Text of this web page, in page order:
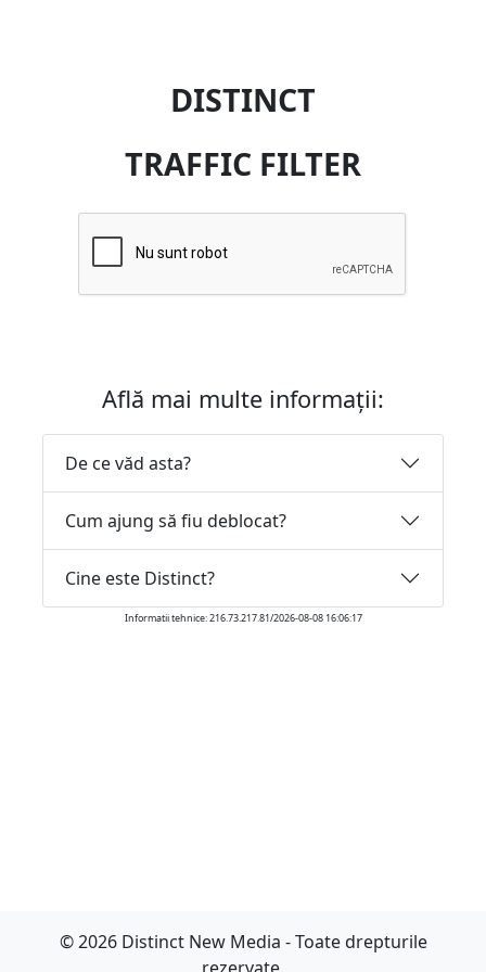
DISTINCT
TRAFFIC FILTER
Află mai multe informații:
De ce văd asta?
Cum ajung să fiu deblocat?
Cine este Distinct?
Informatii tehnice: 216.73.217.81/2026-08-08 16:06:17
© 2026 Distinct New Media - Toate drepturile